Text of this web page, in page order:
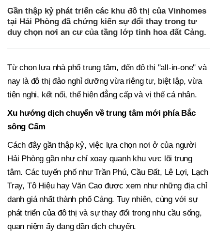
Gần thập kỷ phát triển các khu đô thị của Vinhomes
tại Hải Phòng đã chứng kiến sự đổi thay trong tư
duy chọn nơi an cư của tầng lớp tinh hoa đất Cảng.
Từ chọn lựa nhà phố trung tâm, đến đô thị "all-in-one" và
nay là đô thị đảo nghỉ dưỡng vừa riêng tư, biệt lập, vừa
tiện nghi, kết nối, thể hiện đẳng cấp và vị thế cá nhân.
Xu hướng dịch chuyển về trung tâm mới phía Bắc
sông Cấm
Cách đây gần thập kỷ, việc lựa chọn nơi ở của người
Hải Phòng gần như chỉ xoay quanh khu vực lõi trung
tâm. Các tuyến phố như Trần Phú, Cầu Đất, Lê Lợi, Lạch
Tray, Tô Hiệu hay Văn Cao được xem như những địa chỉ
danh giá nhất thành phố Cảng. Tuy nhiên, cùng với sự
phát triển của đô thị và sự thay đổi trong nhu cầu sống,
quan niệm ấy đang dần dịch chuyển.